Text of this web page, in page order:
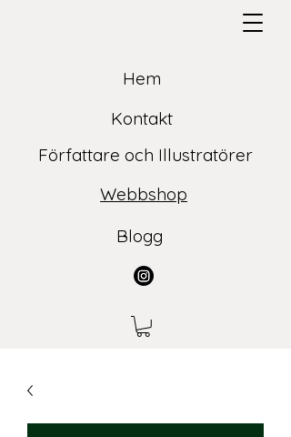
Hem
Kontakt
Webbshop
Författare och Illustratörer
Blogg